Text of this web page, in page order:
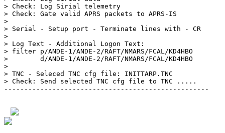
> Check: Log Sirial telemetry
> Check: Gate valid APRS packets to APRS-IS
>
> Serial - Setup port - Terminate lines with - CR
>
> Log Text - Additional Logon Text:
> filter p/ANDE-1/ANDE-2/RAFT/NMARS/FCAL/KD4HBO
>        d/ANDE-1/ANDE-2/RAFT/NMARS/FCAL/KD4HBO
>
> TNC - Seleced TNC cfg file: INITTARP.TNC
> Check: Send selected TNC cfg file to TNC .....
---------------------------------------------------